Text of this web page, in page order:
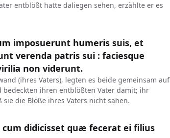
entblößt hatte daliegen sehen, erzählte er es
imposuerunt humeris suis, et
verenda patris sui : faciesque
non viderunt.
(ihres Vaters), legten es beide gemeinsam auf
ihren entblößten Vater damit; ihr
die Blöße ihres Vaters nicht sahen.
cum didicisset quæ fecerat ei filius